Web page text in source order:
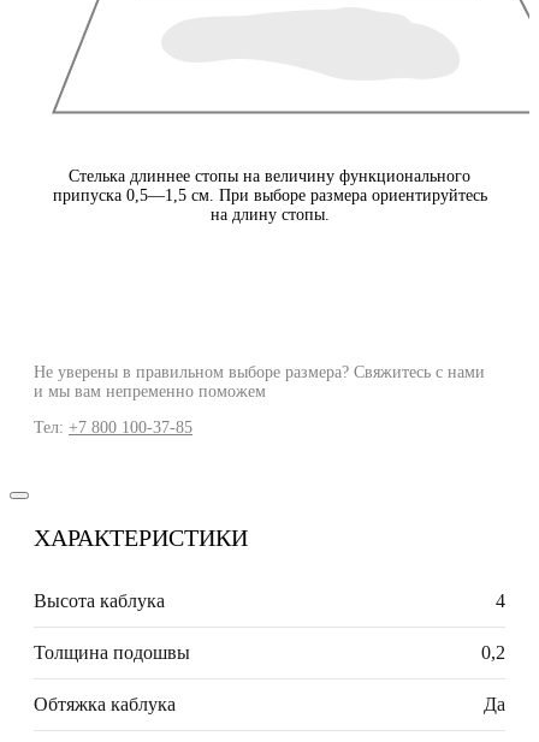
Стелька длиннее стопы на величину функционального
припуска 0,5—1,5 см. При выборе размера ориентируйтесь
на длину стопы.
Не уверены в правильном выборе размера? Свяжитесь с нами
и мы вам непременно поможем
Тел: +7 800 100-37-85
ХАРАКТЕРИСТИКИ
Высота каблука 4
Толщина подошвы 0,2
Обтяжка каблука Да